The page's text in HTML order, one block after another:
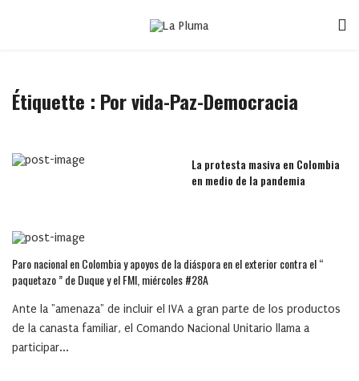
Étiquette : Por vida-Paz-Democracia
La protesta masiva en Colombia
en medio de la pandemia
Paro nacional en Colombia y apoyos de la diáspora en el exterior contra el “
paquetazo ” de Duque y el FMI, miércoles #28A
Ante la "amenaza" de incluir el IVA a gran parte de los productos
de la canasta familiar, el Comando Nacional Unitario llama a
participar...